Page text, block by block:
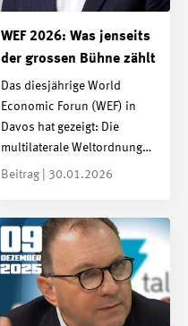
WEF 2026: Was jenseits
der grossen Bühne zählt
Das diesjährige World
Economic Forun (WEF) in
Davos hat gezeigt: Die
multilaterale Weltordnung…
Beitrag | 30.01.2026